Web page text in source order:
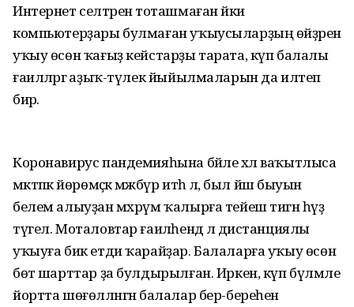
Интернет селтәренә тоташмаған йәки
компьютерҙары булмаған уҡыусыларҙың өйҙәренә
уҡыу өсөн ҡағыҙ кейстарҙы тарата, күп балалы
ғаиләләргә аҙыҡ-түлек йыйылмаларын да илтеп
бирә.
Коронавирус пандемияһына бәйле хәл ваҡытлыса
мәктәпкә йөрөмәҫкә мәжбүр итһә лә, был йәш быуын
белем алыуҙан мәхрүм ҡалырға тейеш тигән һүҙ
түгел. Моталовтар ғаиләһендә лә дистанциялы
уҡыуға бик етди ҡарайҙар. Балаларға уҡыу өсөн
бөтә шарттар ҙа булдырылған. Иркен, күп бүлмәле
йортта шөғөлләнгән балалар бер-береһенә